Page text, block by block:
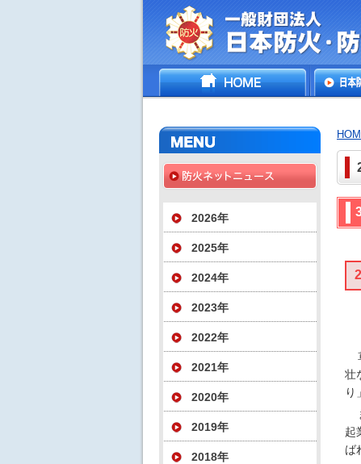
一般財団法人日
HOME
2026年
2025年
2024年
2023年
2022年
2021年
2020年
2019年
2018年
壮
り
起
ば